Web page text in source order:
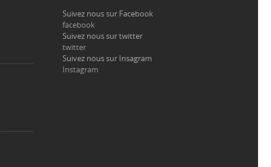
Suivez nous sur Facebook
facebook
Suivez nous sur twitter
twitter
Suivez nous sur Insagram
Instagram